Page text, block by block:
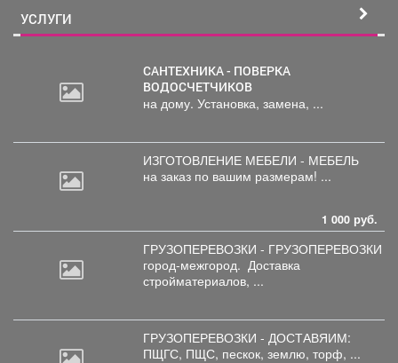
УСЛУГИ
САНТЕХНИКА - ПОВЕРКА
ВОДОСЧЕТЧИКОВ
на дому. Установка, замена, ...
ИЗГОТОВЛЕНИЕ МЕБЕЛИ - МЕБЕЛЬ
на заказ по вашим размерам! ...
1 000 руб.
ГРУЗОПЕРЕВОЗКИ - ГРУЗОПЕРЕВОЗКИ
город-межгород. Доставка
стройматериалов, ...
ГРУЗОПЕРЕВОЗКИ - ДОСТАВЯИМ:
ПЩГС, ПЩС, пескок, землю, торф, ...